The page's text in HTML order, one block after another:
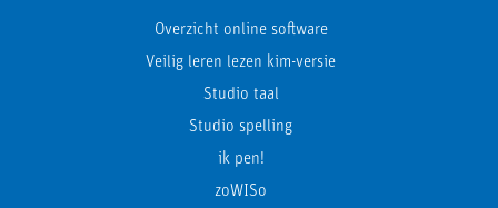
Overzicht online software
Veilig leren lezen kim-versie
Studio taal
Studio spelling
ik pen!
zoWISo